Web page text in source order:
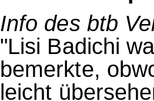
Info des btb
"Lisi Badichi
bemerkte,
leicht